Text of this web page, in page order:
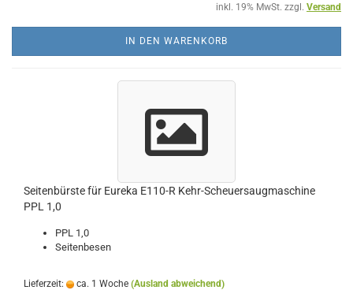
inkl. 19% MwSt. zzgl. Versand
IN DEN WARENKORB
Seitenbürste für Eureka E110-R Kehr-Scheuersaugmaschine
PPL 1,0
PPL 1,0
Seitenbesen
Lieferzeit: ca. 1 Woche (Ausland abweichend)